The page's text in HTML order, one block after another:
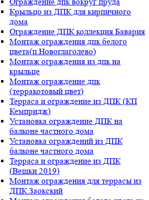
Крыльцо из ДПК для кирпичного
дома
Ограждение ДПК коллекция Бавария
Монтаж ограждения дпк белого
цвета(п.Новоглаголево)
Монтаж ограждения из дпк на
крыльце
Монтаж ограждение дпк
(терракотовый цвет)
Терраса и ограждение из ДПК (КП
Кемпридж)
Установка ограждение ДПК на
балконе частного дома
Установка ограждений из ДПК
балконе частного дома
Терраса и ограждение из ДПК
(Вешки 2019)
Монтаж ограждения для террасы из
ДПК.Заокский